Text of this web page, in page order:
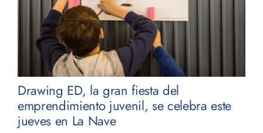
Drawing ED, la gran fiesta del
emprendimiento juvenil, se celebra este
jueves en La Nave